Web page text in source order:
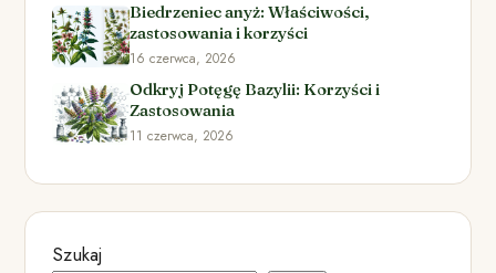
Biedrzeniec anyż: Właściwości,
zastosowania i korzyści
16 czerwca, 2026
Odkryj Potęgę Bazylii: Korzyści i
Zastosowania
11 czerwca, 2026
Szukaj